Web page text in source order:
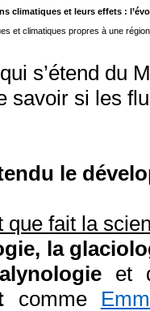
climatiques et leurs effets :
et climatiques propres à une
s’étend du
savoir si les
le
que fait la
la
et
comme